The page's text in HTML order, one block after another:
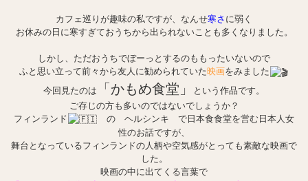
カフェ巡りが趣味の私ですが、なんせ寒さ に弱く
お休みの日に寒すぎておうちから出られないことも多くなりました。
しかし、ただおうちでぼーっとするのももったいないので
ふと思い立って前々から友人に勧められていた映画をみました
今回見たのは
「かもめ食堂」
という作品です。
ご存じの方も多いのではないでしょうか？
フィンランド
の ヘルシンキ で日本食食堂を営む日本人女
性のお話ですが、
舞台となっているフィンランドの人柄や空気感がとっても素敵な映画で
した。
映画の中に出てくる言葉で